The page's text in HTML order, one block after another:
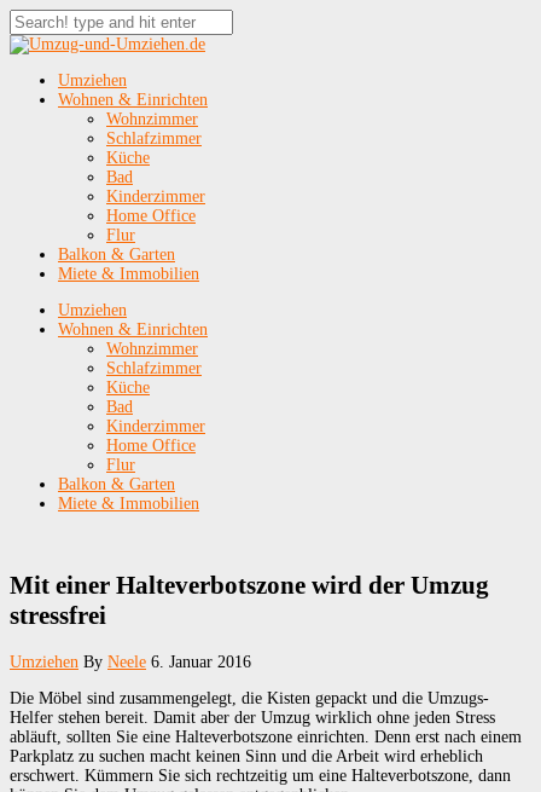
Umziehen
Wohnen & Einrichten
Wohnzimmer
Schlafzimmer
Küche
Bad
Kinderzimmer
Home Office
Flur
Balkon & Garten
Miete & Immobilien
Umziehen
Wohnen & Einrichten
Wohnzimmer
Schlafzimmer
Küche
Bad
Kinderzimmer
Home Office
Flur
Balkon & Garten
Miete & Immobilien
Mit einer Halteverbotszone wird der Umzug
stressfrei
Umziehen By Neele 6. Januar 2016
Die Möbel sind zusammengelegt, die Kisten gepackt und die Umzugs-
Helfer stehen bereit. Damit aber der Umzug wirklich ohne jeden Stress
abläuft, sollten Sie eine Halteverbotszone einrichten. Denn erst nach einem
Parkplatz zu suchen macht keinen Sinn und die Arbeit wird erheblich
erschwert. Kümmern Sie sich rechtzeitig um eine Halteverbotszone, dann